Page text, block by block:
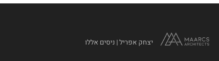
יצחק אפריל | ניסים אללו